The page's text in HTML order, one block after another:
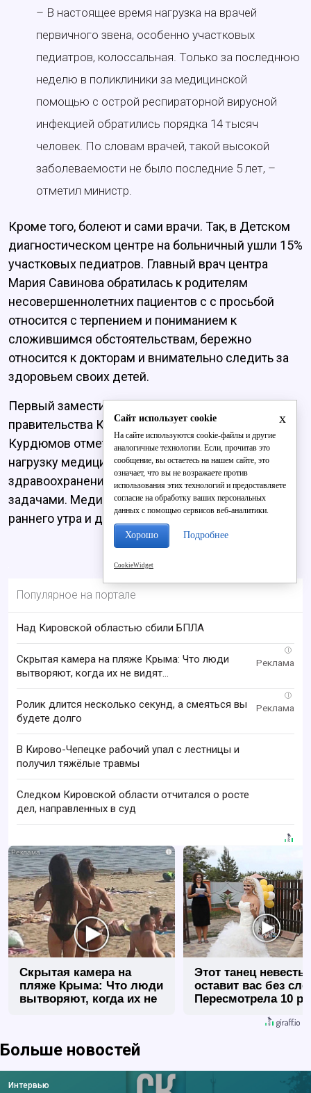
– В настоящее время нагрузка на врачей
первичного звена, особенно участковых
педиатров, колоссальная. Только за последнюю
неделю в поликлиники за медицинской
помощью с острой респираторной вирусной
инфекцией обратились порядка 14 тысяч
человек. По словам врачей, такой высокой
заболеваемости не было последние 5 лет, –
отметил министр.
Кроме того, болеют и сами врачи. Так, в Детском
диагностическом центре на больничный ушли 15%
участковых педиатров. Главный врач центра
Мария Савинова обратилась к родителям
несовершеннолетних пациентов с с просьбой
относится с терпением и пониманием к
сложившимся обстоятельствам, бережно
относится к докторам и внимательно следить за
здоровьем своих детей.
Первый заместитель председателя
правительства Кировской области Дмитрий
Курдюмов отметил, что несмотря на чрезмерную
нагрузку медицинских работников, система
здравоохранения справляется с поставленными
задачами. Медицинские организации работают с
раннего утра и до позднего вечера.
Популярное на портале
Над Кировской областью сбили БПЛА
i
Скрытая камера на пляже Крыма: Что люди
вытворяют, когда их не видят...
i
Ролик длится несколько секунд, а смеяться вы
будете долго
В Кирово-Чепецке рабочий упал с лестницы и
получил тяжёлые травмы
Следком Кировской области отчитался о росте
дел, направленных в суд
i
Скрытая камера на
пляже Крыма: Что люди
вытворяют, когда их не
Этот танец невесты
оставит вас без
Пересмотрела 10
Больше новостей
Интервью
x
Сайт использует cookie
На сайте используются cookie-файлы и другие
аналогичные технологии. Если, прочитав это
сообщение, вы остаетесь на нашем сайте, это
означает, что вы не возражаете против
использования этих технологий и предоставляете
согласие на обработку ваших персональных
данных с помощью сервисов веб-аналитики.
Хорошо Подробнее
CookieWidget